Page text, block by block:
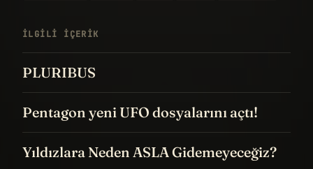
İLGILI IÇERIK
PLURIBUS
Pentagon yeni UFO dosyalarını açtı!
Yıldızlara Neden ASLA Gidemeyeceğiz?